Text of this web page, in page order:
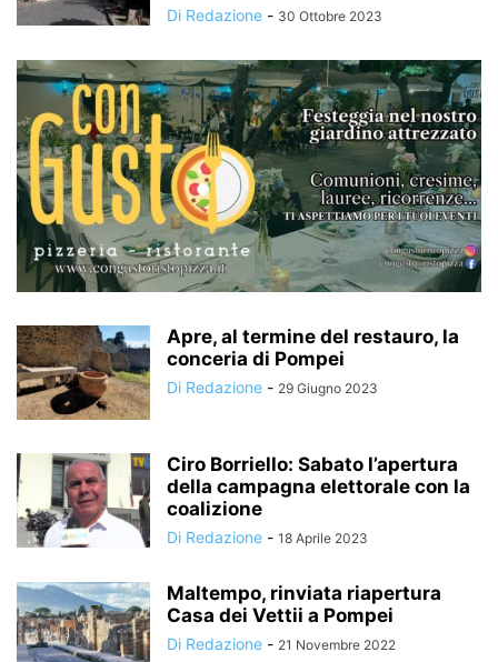
Di Redazione - 30 Ottobre 2023
Apre, al termine del restauro, la
conceria di Pompei
Di Redazione - 29 Giugno 2023
Ciro Borriello: Sabato l’apertura
della campagna elettorale con la
coalizione
Di Redazione - 18 Aprile 2023
Maltempo, rinviata riapertura
Casa dei Vettii a Pompei
Di Redazione - 21 Novembre 2022